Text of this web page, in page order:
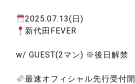
2025.07.13(日)
新代田FEVER
w/ GUEST(2マン) ※後日解禁
最速オフィシャル先行受付開